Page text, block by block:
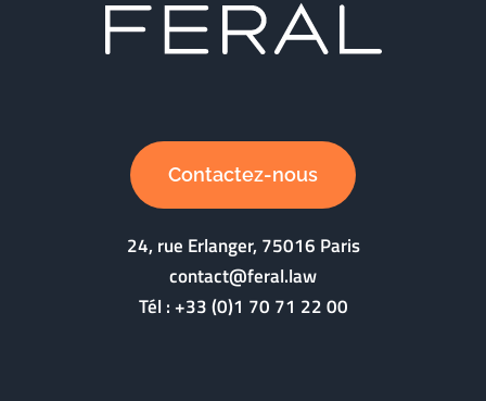
Contactez-nous
24, rue Erlanger, 75016 Paris
contact@feral.law
Tél :+33 (0)1 70 71 22 00